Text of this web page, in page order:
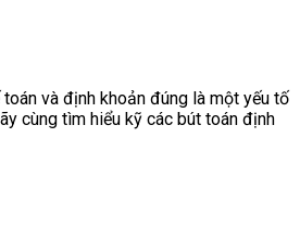
và định khoản đúng là một yếu tố
cùng tìm hiểu kỹ các bút toán định